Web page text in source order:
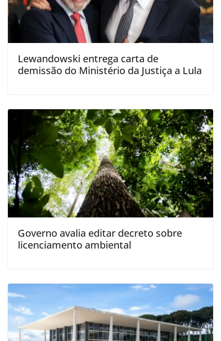
Lewandowski entrega carta de
demissão do Ministério da Justiça a Lula
Governo avalia editar decreto sobre
licenciamento ambiental